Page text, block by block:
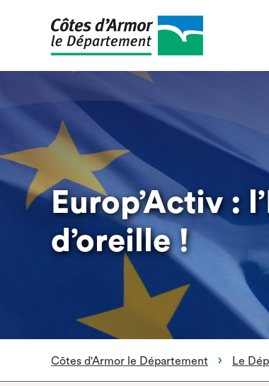
Europ’Activ :
d’oreille !
Côtes d'Armor le Département Le